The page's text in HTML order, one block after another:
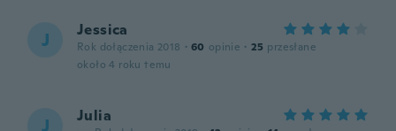
J Jessica
Rok dołączenia 2018 · 60 opinie · 25 przesłane
około 4 roku temu
J Julia